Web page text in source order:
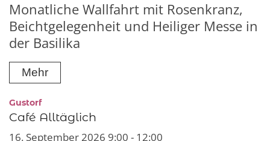
Monatliche Wallfahrt mit Rosenkranz,
Beichtgelegenheit und Heiliger Messe in
der Basilika
Mehr
Gustorf:
Café Alltäglich
16. September 2026 9:00 - 12:00